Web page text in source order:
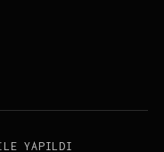
YAPILDI